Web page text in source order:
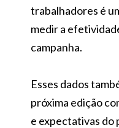
trabalhadores é
medir a
campanha.
Esses dados
próxima edição
e expectativas do